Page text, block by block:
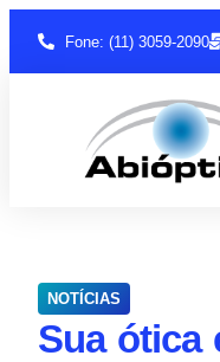
Fone: (11) 3059-2090
NOTÍCIAS
Sua ótica